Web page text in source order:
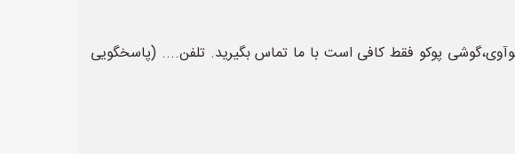
گوشی هوآوی،گوشی پوکو فقط کافی است با ما تماس بگیرید. تلفن.... (پاسخگویی